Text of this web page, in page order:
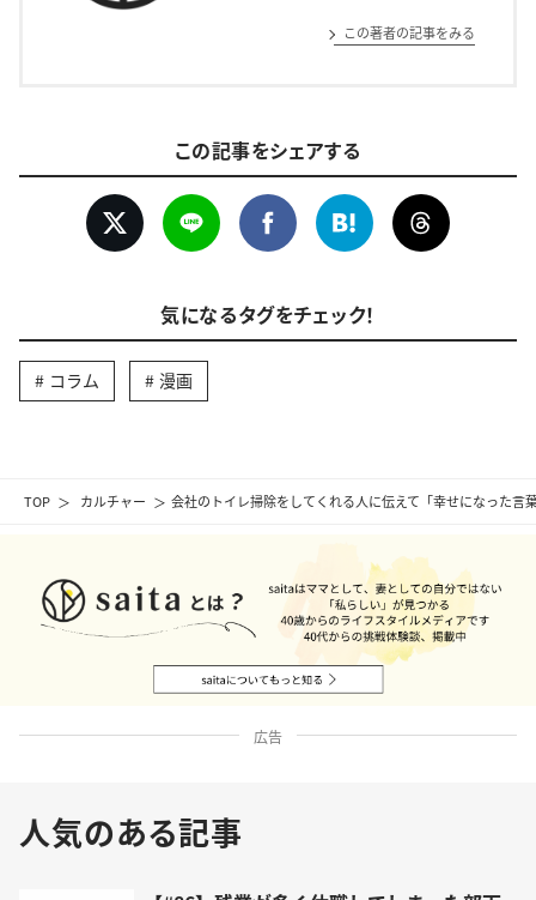
TOP カルチャー 会社のトイレ掃除をしてくれる人に伝えて「幸せになった言
この著者の記事をみる
この記事をシェアする
気になるタグをチェック！
コラム 漫画
広告
人気のある記事